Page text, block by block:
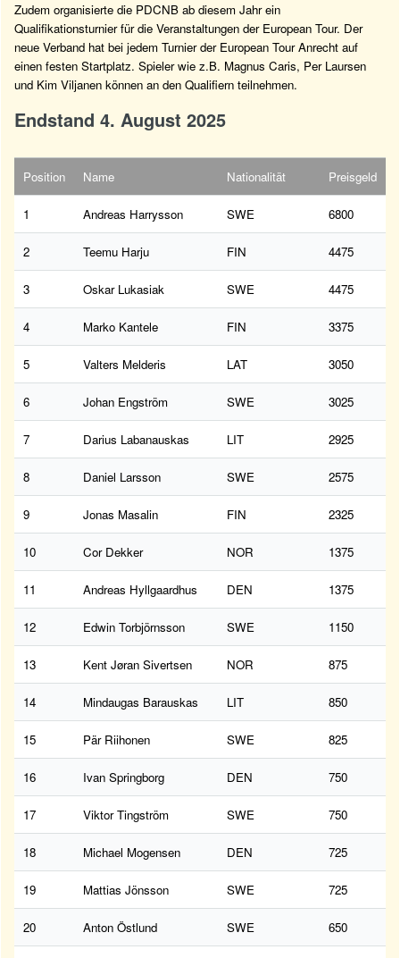
Zudem organisierte die PDCNB ab diesem Jahr ein
Qualifikationsturnier für die Veranstaltungen der European Tour. Der
neue Verband hat bei jedem Turnier der European Tour Anrecht auf
einen festen Startplatz. Spieler wie z.B. Magnus Caris, Per Laursen
und Kim Viljanen können an den Qualifiern teilnehmen.
Endstand 4. August 2025
Position Name Nationalität Preisgeld
1 Andreas Harrysson SWE 6800
2 Teemu Harju FIN 4475
3 Oskar Lukasiak SWE 4475
4 Marko Kantele FIN 3375
5 Valters Melderis LAT 3050
6 Johan Engström SWE 3025
7 Darius Labanauskas LIT 2925
8 Daniel Larsson SWE 2575
9 Jonas Masalin FIN 2325
10 Cor Dekker NOR 1375
11 Andreas Hyllgaardhus DEN 1375
12 Edwin Torbjörnsson SWE 1150
13 Kent Jøran Sivertsen NOR 875
14 Mindaugas Barauskas LIT 850
15 Pär Riihonen SWE 825
16 Ivan Springborg DEN 750
17 Viktor Tingström SWE 750
18 Michael Mogensen DEN 725
19 Mattias Jönsson SWE 725
20 Anton Östlund SWE 650